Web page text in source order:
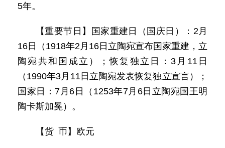
5年。
【重要节日】国家重建日（国庆日）：2月
16日（1918年2月16日立陶宛宣布国家重建，立
陶宛共和国成立）；恢复独立日：3月11日
（1990年3月11日立陶宛发表恢复独立宣言）；
国家日：7月6日（1253年7月6日立陶宛国王明
陶卡斯加冕）。
【货 币】欧元